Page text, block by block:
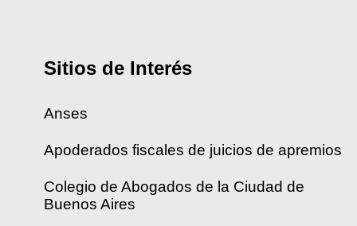
Sitios de Interés
Anses
Apoderados fiscales de juicios de apremios
Colegio de Abogados de la Ciudad de
Buenos Aires